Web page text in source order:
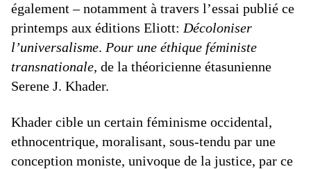
également – notamment à travers l’essai publié ce
printemps aux éditions Eliott: Décoloniser
l’universalisme. Pour une éthique féministe
transnationale, de la théoricienne étasunienne
Serene J. Khader.
Khader cible un certain féminisme occidental,
ethnocentrique, moralisant, sous-tendu par une
conception moniste, univoque de la justice, par ce